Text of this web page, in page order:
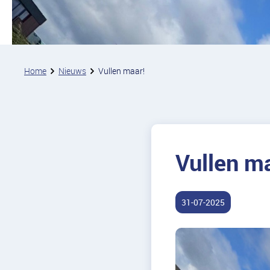
Home Nieuws Vullen maar!
Vullen
31-07-2025